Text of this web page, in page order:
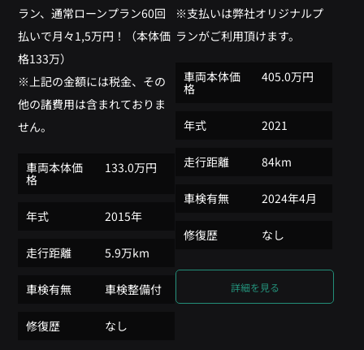
ラン、通常ローンプラン60回
払いで月々1,5万円！（本体価
格133万）
※上記の金額には税金、その
他の諸費用は含まれておりま
せん。
車両本体価
格
133.0万円
年式 2015年
走行距離 5.9万km
車検有無 車検整備付
修復歴 なし
※支払いは弊社オリジナルプ
ランがご利用頂けます。
車両本体価
格
405.0万円
年式 2021
走行距離 84km
車検有無 2024年4月
修復歴 なし
詳細を見る